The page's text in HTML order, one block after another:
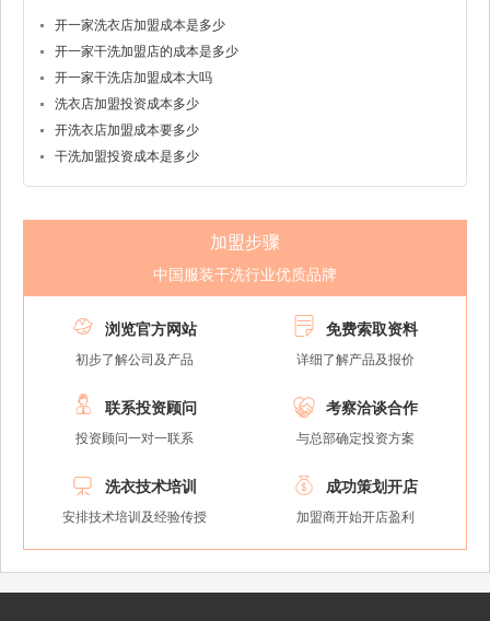
开一家洗衣店加盟成本是多少
开一家干洗加盟店的成本是多少
开一家干洗店加盟成本大吗
洗衣店加盟投资成本多少
开洗衣店加盟成本要多少
干洗加盟投资成本是多少
加盟步骤
中国服装干洗行业优质品牌
 浏览官方网站
初步了解公司及产品
 免费索取资料
详细了解产品及报价
 联系投资顾问
投资顾问一对一联系
 考察洽谈合作
与总部确定投资方案
 洗衣技术培训
安排技术培训及经验传授
 成功策划开店
加盟商开始开店盈利